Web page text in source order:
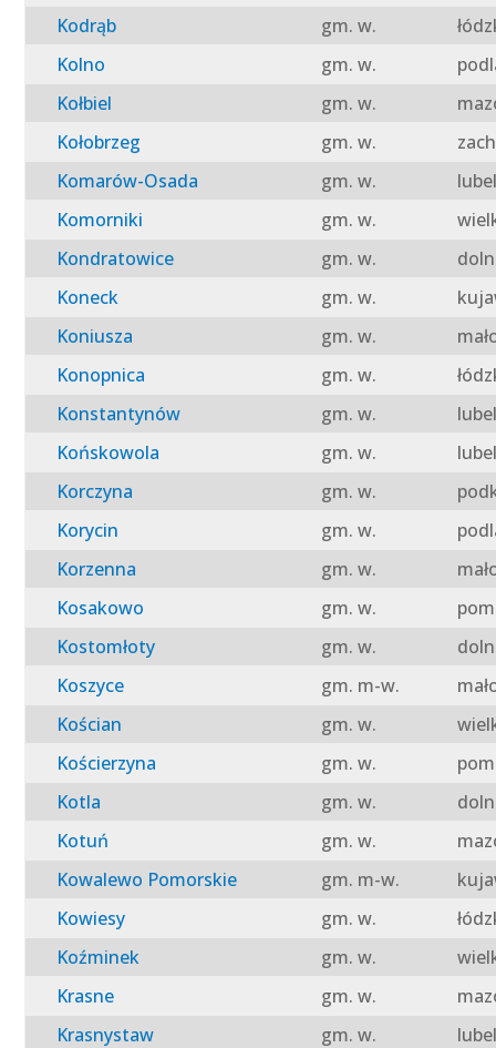
Kodrąb
gm. w.
Kolno
gm. w.
Kołbiel
gm. w.
Kołobrzeg
gm. w.
Komarów-Osada
gm. w.
Komorniki
gm. w.
Kondratowice
gm. w.
Koneck
gm. w.
Koniusza
gm. w.
Konopnica
gm. w.
Konstantynów
gm. w.
Końskowola
gm. w.
Korczyna
gm. w.
Korycin
gm. w.
Korzenna
gm. w.
Kosakowo
gm. w.
Kostomłoty
gm. w.
Koszyce
gm. m-w.
Kościan
gm. w.
Kościerzyna
gm. w.
Kotla
gm. w.
Kotuń
gm. w.
Kowalewo Pomorskie
gm. m-w.
Kowiesy
gm. w.
Koźminek
gm. w.
Krasne
gm. w.
Krasnystaw
gm. w.